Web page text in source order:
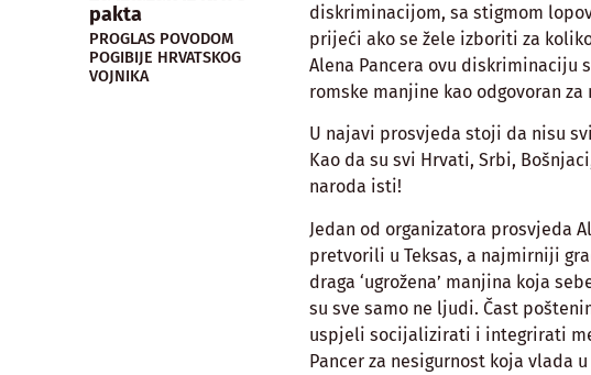
pakta
PROGLAS POVODOM
POGIBIJE HRVATSKOG
VOJNIKA
diskriminacijom, sa stigmom
prijeći ako se žele izboriti za
Alena Pancera ovu diskriminaciju
romske manjine kao odgovoran
U najavi prosvjeda stoji da nisu
Kao da su svi Hrvati, Srbi,
naroda isti!
Jedan od organizatora prosvjeda
pretvorili u Teksas, a najmirniji
draga ‘ugrožena’ manjina koja
su sve samo ne ljudi. Čast
uspjeli socijalizirati i integrirati
Pancer za nesigurnost koja vlada